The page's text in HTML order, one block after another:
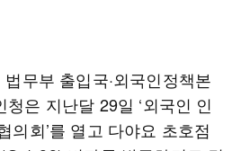
무부 출입국·외국인정책본
청은 지난달 29일 ‘외국인 인
의회’를 열고 다야요 초호점